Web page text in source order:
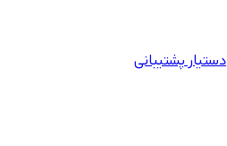
دستیار پشتیبانی